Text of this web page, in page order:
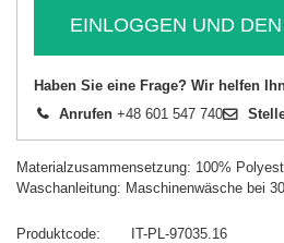
EINLOGGEN UND
Haben Sie eine Frage? Wir helfen
Anrufen +48 601 547 740
Materialzusammensetzung: 100%
Waschanleitung: Maschinenwäsche bei
Produktcode
IT-PL-97035.16